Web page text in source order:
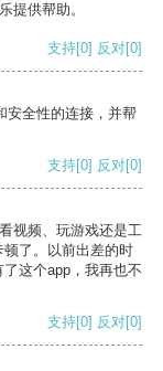
提供帮助。
支持[0] 反对[0]
安全性的连接，并帮
支持[0] 反对[0]
视频、玩游戏还是工
了。以前出差的时
这个app，我再也不
支持[0] 反对[0]